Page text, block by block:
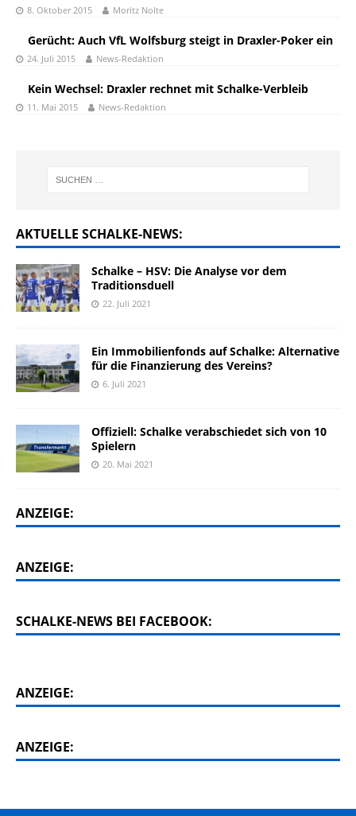
8. Oktober 2015 Moritz Nolte
Gerücht: Auch VfL Wolfsburg steigt in Draxler-Poker ein
24. Juli 2015 News-Redaktion
Kein Wechsel: Draxler rechnet mit Schalke-Verbleib
11. Mai 2015 News-Redaktion
AKTUELLE SCHALKE-NEWS:
Schalke – HSV: Die Analyse vor dem
Traditionsduell
22. Juli 2021
Ein Immobilienfonds auf Schalke: Alternative
für die Finanzierung des Vereins?
6. Juli 2021
Offiziell: Schalke verabschiedet sich von 10
Spielern
20. Mai 2021
ANZEIGE:
ANZEIGE:
SCHALKE-NEWS BEI FACEBOOK:
ANZEIGE:
ANZEIGE: